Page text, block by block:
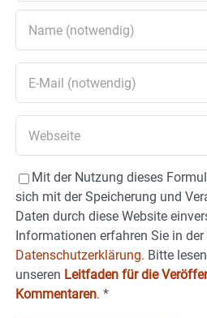
Mit der Nutzung dieses
sich mit der Speicherung und
Daten durch diese Website
Informationen erfahren Sie in der
Datenschutzerklärung. Bitte
unseren Leitfaden für die
Kommentaren. *